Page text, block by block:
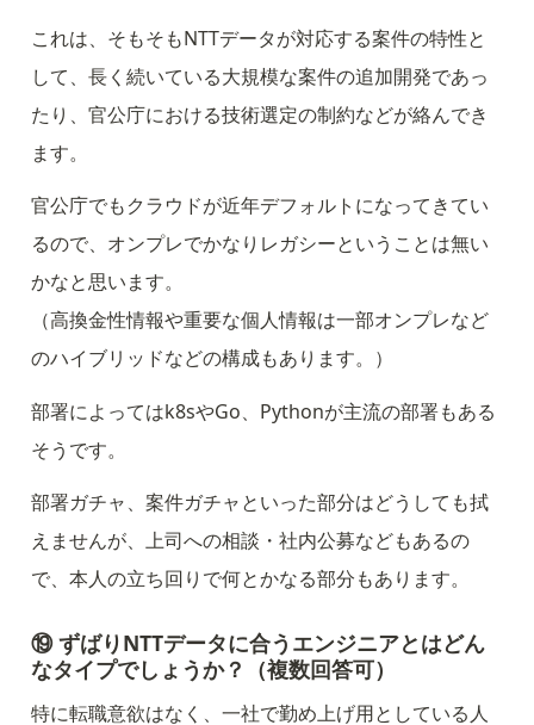
これは、そもそもNTTデータが対応する案件の特性と
して、長く続いている大規模な案件の追加開発であっ
たり、官公庁における技術選定の制約などが絡んでき
ます。
官公庁でもクラウドが近年デフォルトになってきてい
るので、オンプレでかなりレガシーということは無い
かなと思います。
（高換金性情報や重要な個人情報は一部オンプレなど
のハイブリッドなどの構成もあります。）
部署によってはk8sやGo、Pythonが主流の部署もある
そうです。
部署ガチャ、案件ガチャといった部分はどうしても拭
えませんが、上司への相談・社内公募などもあるの
で、本人の立ち回りで何とかなる部分もあります。
⑲ ずばりNTTデータに合うエンジニアとはどん
なタイプでしょうか？（複数回答可）
特に転職意欲はなく、一社で勤め上げ用としている人